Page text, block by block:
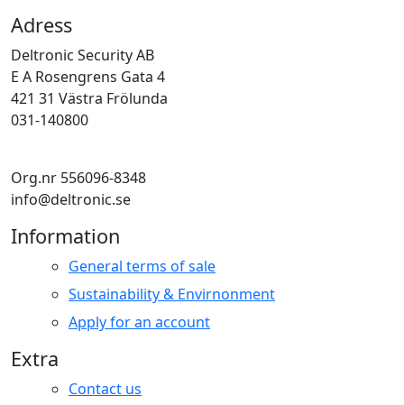
Adress
Deltronic Security AB
E A Rosengrens Gata 4
421 31 Västra Frölunda
031-140800
Org.nr 556096-8348
info@deltronic.se
Information
General terms of sale
Sustainability & Envirnonment
Apply for an account
Extra
Contact us